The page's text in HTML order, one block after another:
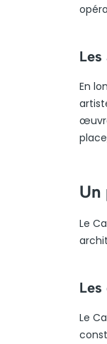
En
Un
Le
Le